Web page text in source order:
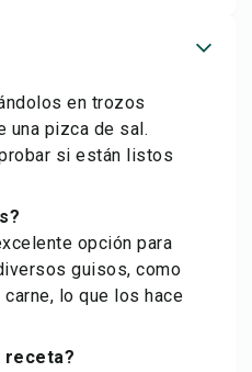
en trozos
una pizca de sal.
si están listos
opción para
guisos, como
lo que los hace
receta?